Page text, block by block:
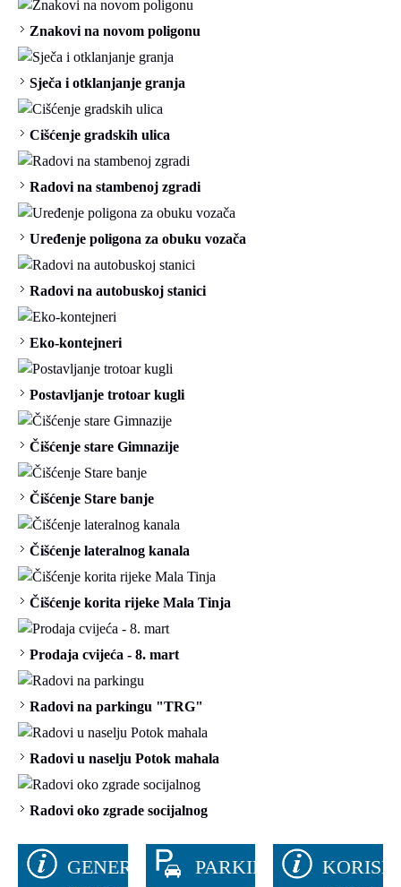
Znakovi na novom poligonu
Sječa i otklanjanje granja
Cišćenje gradskih ulica
Radovi na stambenoj zgradi
Uređenje poligona za obuku vozača
Radovi na autobuskoj stanici
Eko-kontejneri
Postavljanje trotoar kugli
Čišćenje stare Gimnazije
Čišćenje Stare banje
Čišćenje lateralnog kanala
Čišćenje korita rijeke Mala Tinja
Prodaja cvijeća - 8. mart
Radovi na parkingu "TRG"
Radovi u naselju Potok mahala
Radovi oko zgrade socijalnog
GENERALNE
PARKIRALIŠTA